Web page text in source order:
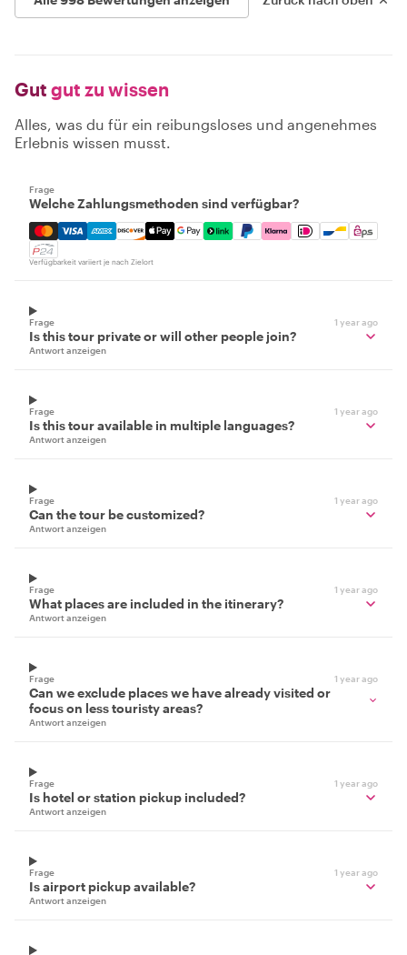
Gut gut zu wissen
Alles, was du für ein reibungsloses und angenehmes
Erlebnis wissen musst.
Frage
Welche Zahlungsmethoden sind verfügbar?
Mastercard, Visa, Amex, Discover, Apple Pay, Google
Verfügbarkeit variiert je nach Zielort
Frage 1 year ago
Is this tour private or will other people join?
Antwort anzeigen
Frage 1 year ago
Is this tour available in multiple languages?
Antwort anzeigen
Frage 1 year ago
Can the tour be customized?
Antwort anzeigen
Frage 1 year ago
What places are included in the itinerary?
Antwort anzeigen
Frage 1 year ago
Can we exclude places we have already visited or
focus on less touristy areas?
Antwort anzeigen
Frage 1 year ago
Is hotel or station pickup included?
Antwort anzeigen
Frage 1 year ago
Is airport pickup available?
Antwort anzeigen